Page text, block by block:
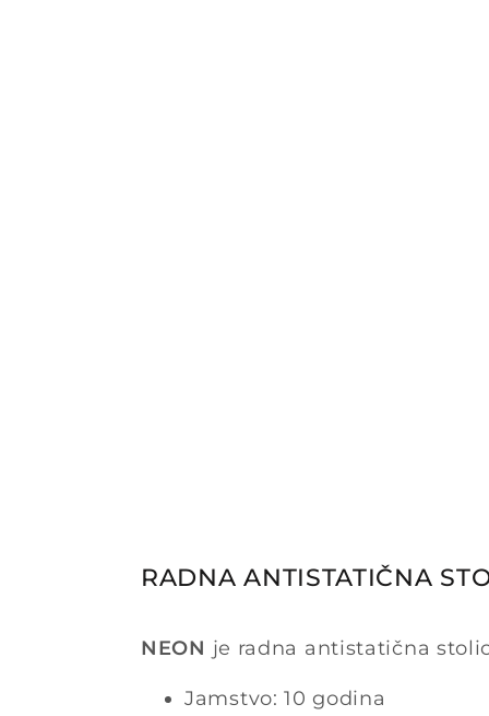
RADNA ANTISTATIČNA
NEON je radna antistatična
Jamstvo: 10 godina